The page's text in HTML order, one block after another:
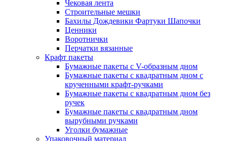
Чековая лента
Строительные мешки
Бахилы Дождевики Фартуки Шапочки
Ценники
Воротнички
Перчатки вязанные
Крафт пакеты
Бумажные пакеты с V-образным дном
Бумажные пакеты с квадратным дном с
крученными крафт-ручками
Бумажные пакеты с квадратным дном без
ручек
Бумажные пакеты с квадратным дном
вырубными ручками
Уголки бумажные
Упаковочный материал